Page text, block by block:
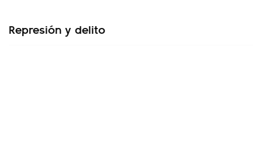
Represión y delito